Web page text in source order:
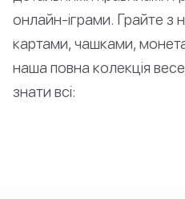
онлайн-іграми. Грайте з
картами, чашками,
наша повна колекція
знати всі: